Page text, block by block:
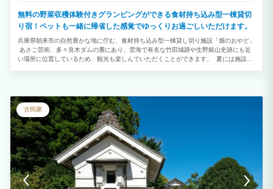
無料の野菜収穫体験付きグランピングができる食材持ち込み型一棟貸切
り宿！ペットも一緒に帰省した感覚でゆっくりお過ごしいただけます。
兵庫県朝来市の自然豊かな地に佇む、食材持ち込み型一棟貸し切り施設「畑のおやど」
あさご芸術、多々良木ダムの麓にあり、雲海で有名な竹田城跡や生野銀山史跡にも近
い場所に位置しているため、観光も楽しんでいただくことができます。 夏には施設前
い思い出を作りませんか？
古民家